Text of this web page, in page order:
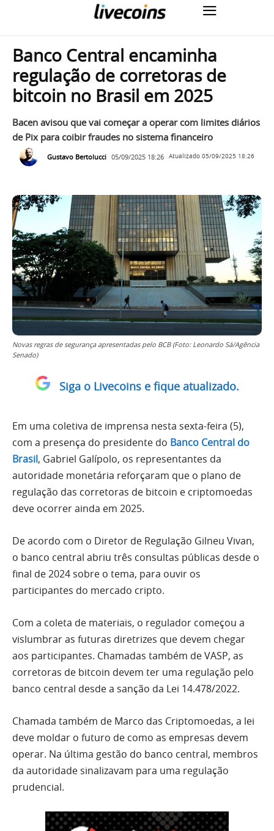
Banco Central encaminha
regulação de corretoras de
bitcoin no Brasil em 2025
Bacen avisou que vai começar a operar com limites diários
de Pix para coibir fraudes no sistema financeiro
Gustavo Bertolucci 05/09/2025 18:26 Atualizado 05/09/2025 18:26
Novas regras de segurança apresentadas pelo BCB (Foto: Leonardo Sá/Agência
Senado)
Siga o Livecoins e fique atualizado.
Em uma coletiva de imprensa nesta sexta-feira (5),
com a presença do presidente do Banco Central do
Brasil, Gabriel Galípolo, os representantes da
autoridade monetária reforçaram que o plano de
regulação das corretoras de bitcoin e criptomoedas
deve ocorrer ainda em 2025.
De acordo com o Diretor de Regulação Gilneu Vivan,
o banco central abriu três consultas públicas desde o
final de 2024 sobre o tema, para ouvir os
participantes do mercado cripto.
Com a coleta de materiais, o regulador começou a
vislumbrar as futuras diretrizes que devem chegar
aos participantes. Chamadas também de VASP, as
corretoras de bitcoin devem ter uma regulação pelo
banco central desde a sanção da Lei 14.478/2022.
Chamada também de Marco das Criptomoedas, a lei
deve moldar o futuro de como as empresas devem
operar. Na última gestão do banco central, membros
da autoridade sinalizavam para uma regulação
prudencial.